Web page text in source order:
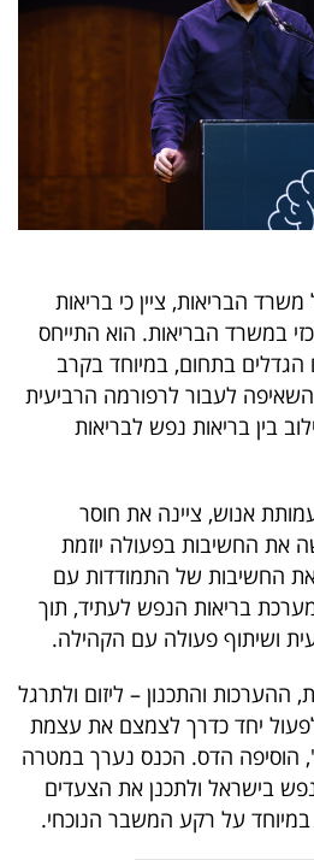
הבריאות, ציין כי בריאות
במשרד הבריאות. הוא התייחס
בתחום, במיוחד בקרב
לעבור לרפורמה הרביעית
בין בריאות נפש לבריאות
אנוש, ציינה את חוסר
את החשיבות בפעולה יוזמת
החשיבות של התמודדות עם
בריאות הנפש לעתיד, תוך
ושיתוף פעולה עם הקהילה.
ההערכות והתכנון – ליזום ולתרגל
יחד כדרך לצמצם את עצמת
הדס. הכנס נערך במטרה
בישראל ולתכנן את הצעדים
על רקע המשבר הנוכחי.